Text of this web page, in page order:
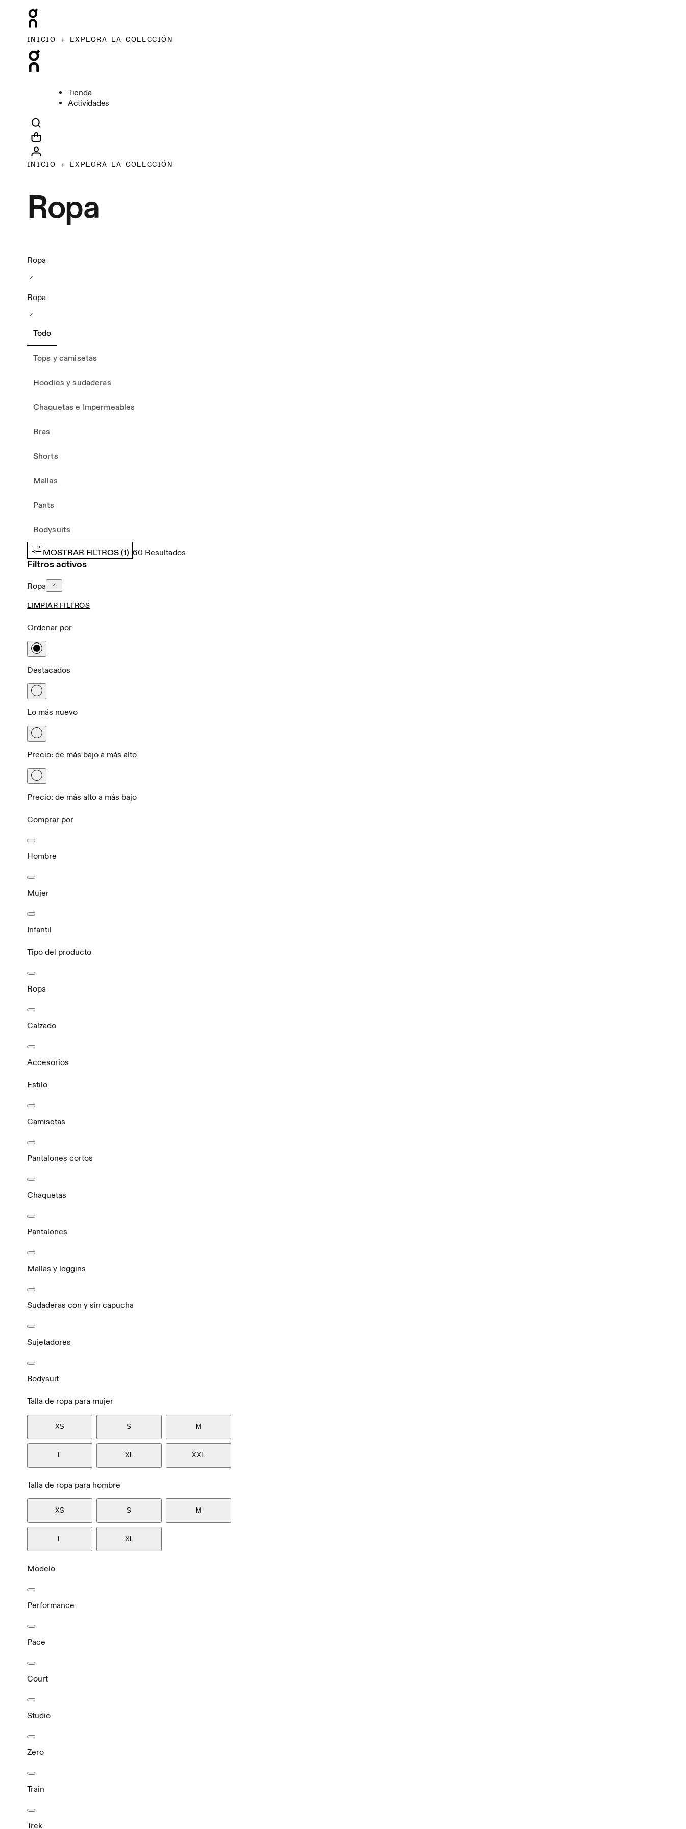
INICIO EXPLORA LA COLECCIÓN
Tienda
Actividades
INICIO EXPLORA LA COLECCIÓN
Ropa
Ropa
Ropa
Todo
Tops y camisetas
Hoodies y sudaderas
Chaquetas e Impermeables
Bras
Shorts
Mallas
Pants
Bodysuits
MOSTRAR FILTROS (1) 60 Resultados
Filtros activos
Ropa
LIMPIAR FILTROS
Ordenar por
Destacados
Lo más nuevo
Precio: de más bajo a más alto
Precio: de más alto a más bajo
Comprar por
Hombre
Mujer
Infantil
Tipo del producto
Ropa
Calzado
Accesorios
Estilo
Camisetas
Pantalones cortos
Chaquetas
Pantalones
Mallas y leggins
Sudaderas con y sin capucha
Sujetadores
Bodysuit
Talla de ropa para mujer
XS S M
L XL XXL
Talla de ropa para hombre
XS S M
L XL
Modelo
Performance
Pace
Court
Studio
Zero
Train
Trek